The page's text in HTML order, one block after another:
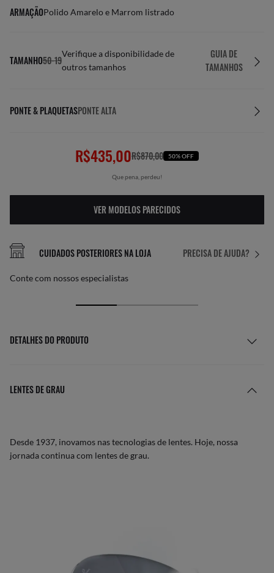
ARMAÇÃOPolido Amarelo e Marrom listrado
TAMANHO50-19
Verifique a disponibilidade de
outros tamanhos
GUIA DE
TAMANHOS
PONTE & PLAQUETASPONTE ALTA
R$435,00R$870,00 50% OFF
Que pena, perdeu!
VER MODELOS PARECIDOS
PRECISA DE AJUDA?
CUIDADOS POSTERIORES NA LOJA
Conte com nossos especialistas
DETALHES DO PRODUTO
LENTES DE GRAU
Desde 1937, inovamos nas tecnologias de lentes. Hoje, nossa
jornada continua com lentes de grau.